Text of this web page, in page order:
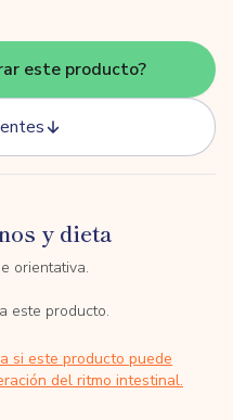
este producto?
y dieta
orientativa.
este producto.
si este producto puede
del ritmo intestinal.